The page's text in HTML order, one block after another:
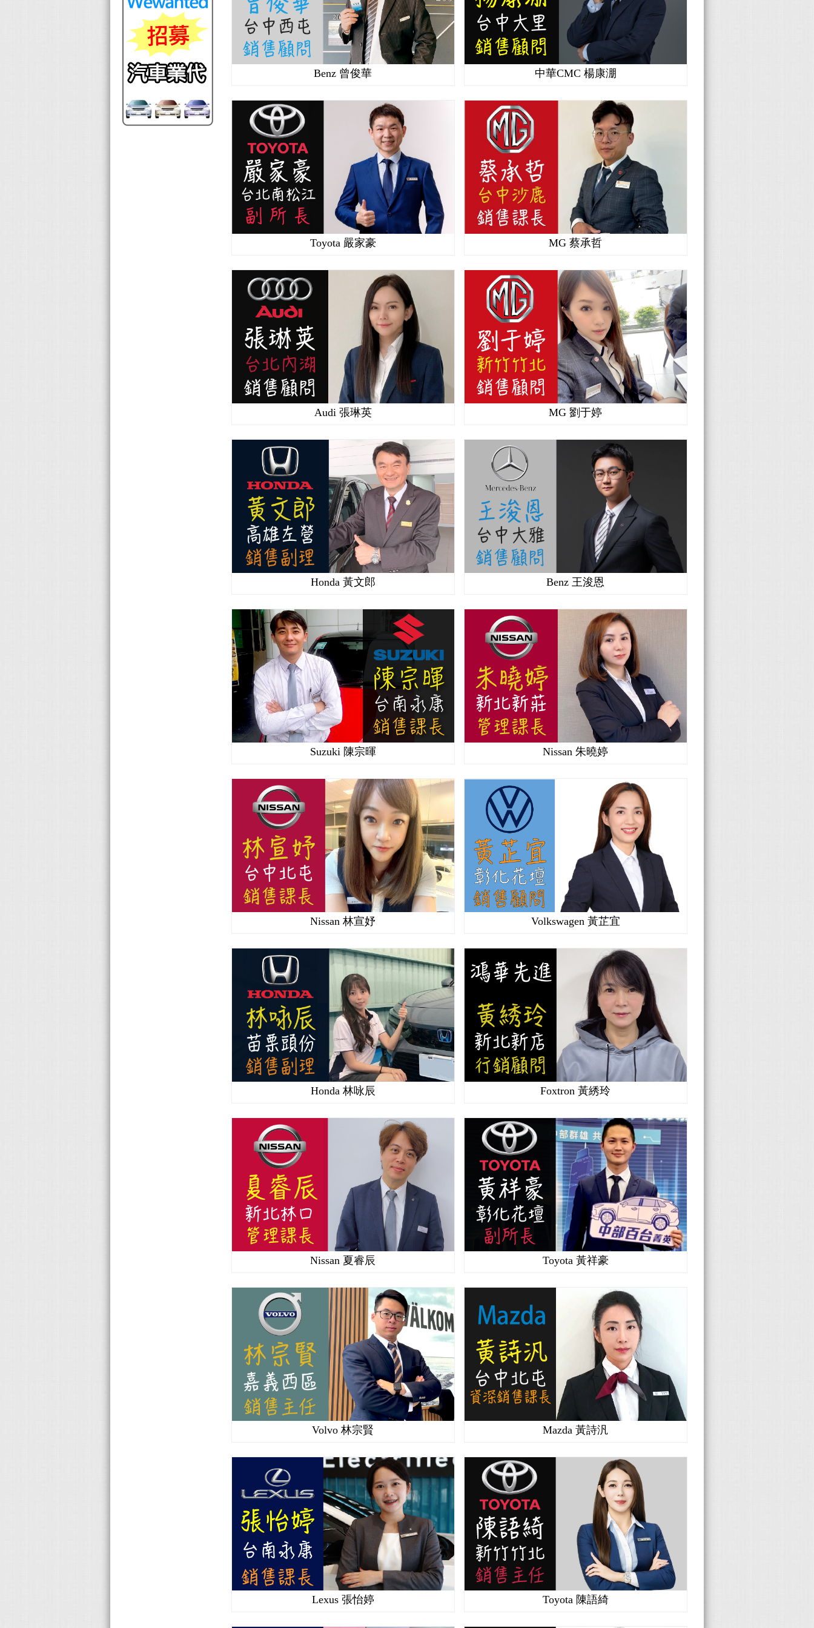
Benz 曾俊華 中華CMC 楊康淜
Toyota 嚴家豪 MG 蔡承哲
Audi 張琳英 MG 劉于婷
Honda 黃文郎 Benz 王浚恩
Suzuki 陳宗暉 Nissan 朱曉婷
Nissan 林宣妤 Volkswagen 黃芷宜
Honda 林咏辰 Foxtron 黃綉玲
Nissan 夏睿辰 Toyota 黃祥豪
Volvo 林宗賢 Mazda 黃詩汎
Lexus 張怡婷 Toyota 陳語綺